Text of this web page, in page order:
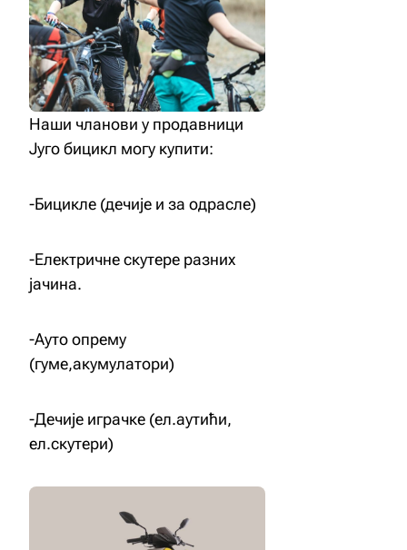
Наши чланови у продавници
Југо бицикл могу купити:
-Бицикле (дечије и за одрасле)
-Електричне скутере разних
јачина.
-Ауто опрему
(гуме,акумулатори)
-Дечије играчке (ел.аутићи,
ел.скутери)